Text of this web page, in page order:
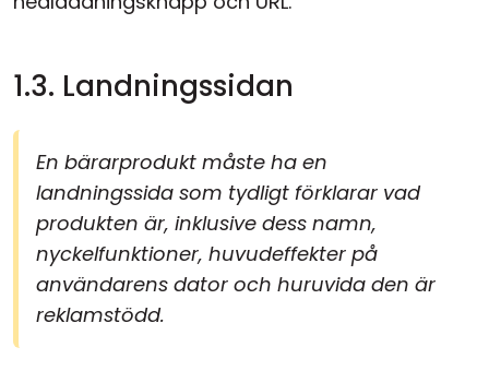
1.3. Landningssidan
En bärarprodukt måste ha en
landningssida som tydligt förklarar vad
produkten är, inklusive dess namn,
nyckelfunktioner, huvudeffekter på
användarens dator och huruvida den är
reklamstödd.